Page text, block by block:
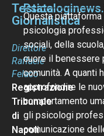
Testata
Giornalistica
Direttore
Raffaele
Felaco
Registrazione
Tribunale
di
Napoli
Questa piattaforma
psicologia
sociali, della
cuore il benessere
comunità. A quanti
approfondire le
comportamento
gli psicologi
comunicazione